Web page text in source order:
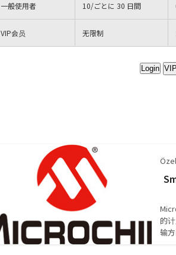
一般使用者 10/ごとに 30 日間
VIP会员 无限制
Login
的
输